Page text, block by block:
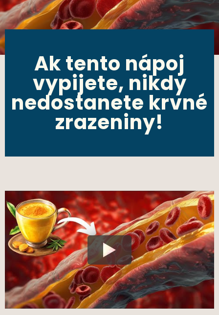
Ak tento nápoj
vypijete, nikdy
nedostanete krvné
zrazeniny!